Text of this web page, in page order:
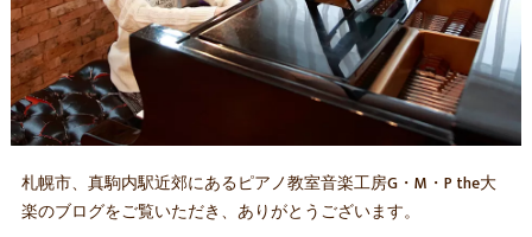
札幌市、真駒内駅近郊にあるピアノ教室音楽工房G・M・P the大
楽のブログをご覧いただき、ありがとうございます。